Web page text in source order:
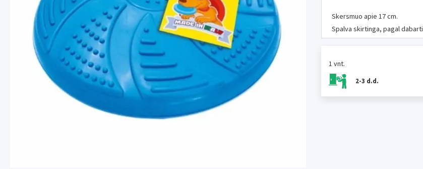
1 vnt.
2-3 d.d.
Skersmuo apie 17 cm.
Spalva skirtinga, pagal